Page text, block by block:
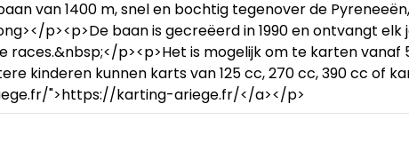
van 1400 m, snel en bochtig tegenover de
p><p>De baan is gecreëerd in 1990 en ontvangt elk
races.&nbsp;</p><p>Het is mogelijk om te karten vanaf
kinderen kunnen karts van 125 cc, 270 cc, 390 cc of
">https://karting-ariege.fr/</a></p>